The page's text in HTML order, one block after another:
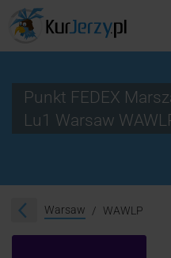
Punkt FEDEX
Lu1 Warsaw
Warsaw WAWLP